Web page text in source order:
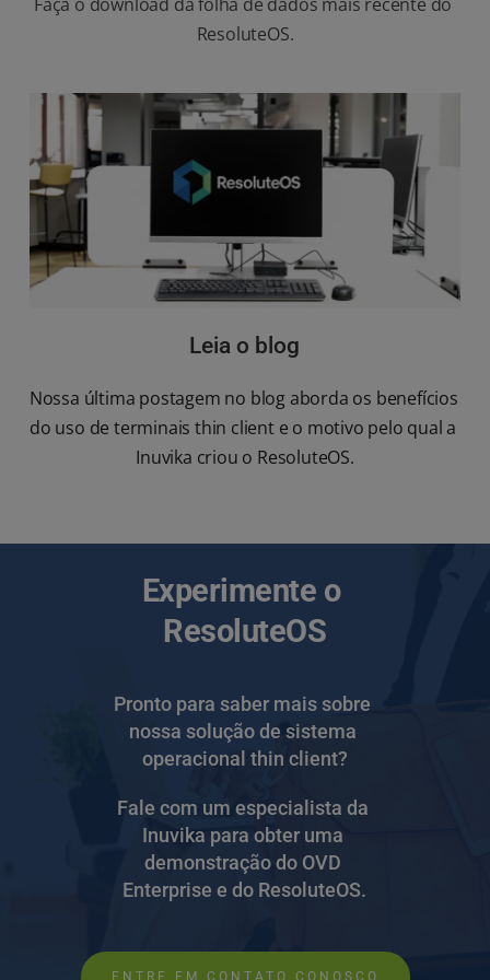
ResoluteOS.
Leia o blog
Nossa última postagem no blog aborda os benefícios
do uso de terminais thin client e o motivo pelo qual a
Inuvika criou o ResoluteOS.
Experimente o
ResoluteOS
Pronto para saber mais sobre
nossa solução de sistema
operacional thin client?
Fale com um especialista da
Inuvika para obter uma
demonstração do OVD
Enterprise e do ResoluteOS.
ENTRE EM CONTATO CONOSCO